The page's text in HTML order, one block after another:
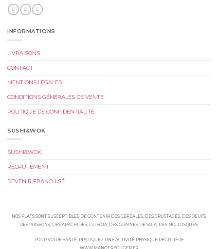
INFORMATIONS
LIVRAISONS
CONTACT
MENTIONS LÉGALES
CONDITIONS GÉNÉRALES DE VENTE
POLITIQUE DE CONFIDENTIALITÉ
SUSHI&WOK
SUSHI&WOK
RECRUTEMENT
DEVENIR FRANCHISÉ
NOS PLATS SONT SUSCEPTIBLES DE CONTENIR DES CÉRÉALES, DES CRUSTACÉS, DES OEUFS,
DES POISSONS, DES ARACHIDES, DU SOJA, DES GRAINES DE SOJA, DES MOLLUSQUES.
POUR VOTRE SANTÉ, PRATIQUEZ UNE ACTIVITÉ PHYSIQUE RÉGULIÈRE